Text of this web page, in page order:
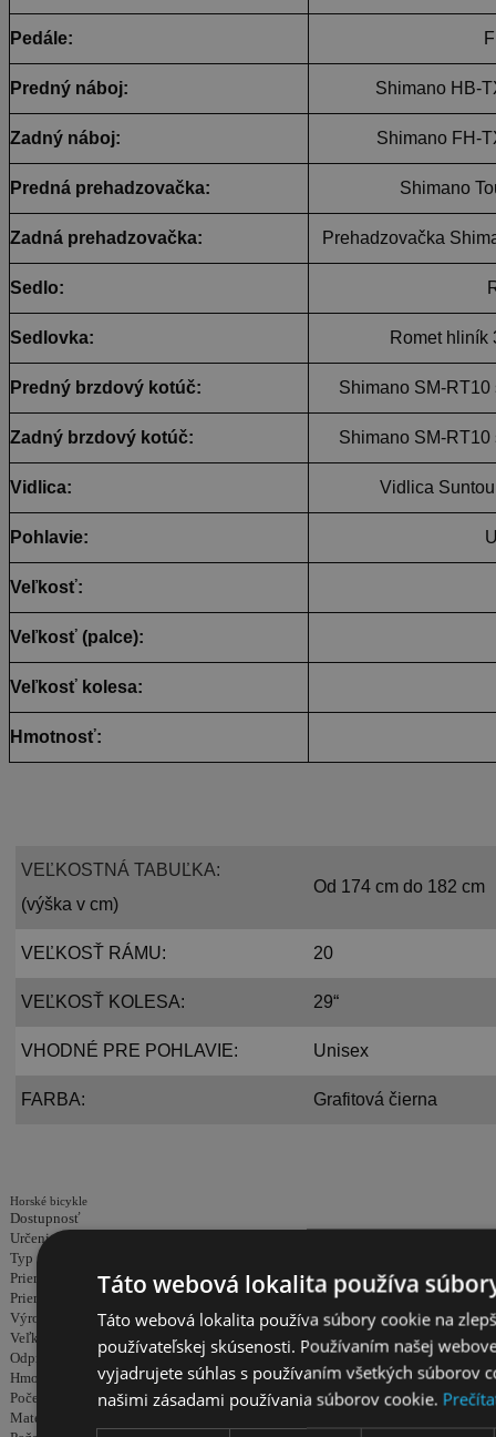
Pedále:
Predný náboj: Shimano HB-
Zadný náboj: Shimano FH-
Predná prehadzovačka: Shimano
Zadná prehadzovačka: Prehadzovačka
Sedlo:
Sedlovka: Romet hliník
Predný brzdový kotúč: Shimano SM-RT10
Zadný brzdový kotúč: Shimano SM-RT10
Vidlica: Vidlica
Pohlavie:
Veľkosť:
Veľkosť (palce):
Veľkosť kolesa:
Hmotnosť:
VEĽKOSTNÁ TABUĽKA:
(výška v cm)
Od 174 cm do 182 cm
VEĽKOSŤ RÁMU: 20
VEĽKOSŤ KOLESA: 29“
VHODNÉ PRE POHLAVIE: Unisex
FARBA: Grafitová čierna
Horské bicykle
Dostupnosť
Určenie
Typ
Priemer kolies
29
Priemer kolies
Výrobca
Romet
Veľkosť rámu
20
Odpruženie
amortizované
Hmotnosť
14kg
Počet prevodov
3x8
Materiál rámu
Táto webová lokalita používa
Táto webová lokalita používa súbory cookie na
používateľskej skúsenosti. Používaním našej
vyjadrujete súhlas s používaním všetkých súborov
našimi zásadami používania súborov cookie.